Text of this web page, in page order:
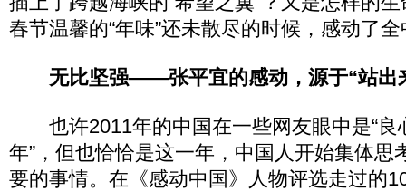
春节温馨的“年味”还未散尽的时候，感动了
无比坚强——张平宜的感动，源于“站出
也许2011年的中国在一些网友眼中是“良
年”，但也恰恰是这一年，中国人开始集体思
要的事情。在《感动中国》人物评选走过的